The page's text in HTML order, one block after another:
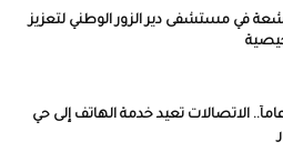
في مستشفى دير الزور الوطني لتعزيز
انقطاع 14 عاماً.. الاتصالات تعيد خدمة الهاتف إلى حي